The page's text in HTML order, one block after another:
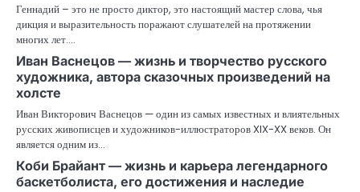
Геннадий – это не просто диктор, это настоящий мастер слова, чья
дикция и выразительность поражают слушателей на протяжении
многих лет.…
Иван Васнецов — жизнь и творчество русского
художника, автора сказочных произведений на
холсте
Иван Викторович Васнецов — один из самых известных и влиятельных
русских живописцев и художников-иллюстраторов XIX-XX веков. Он
является одним из…
Коби Брайант — жизнь и карьера легендарного
баскетболиста, его достижения и наследие